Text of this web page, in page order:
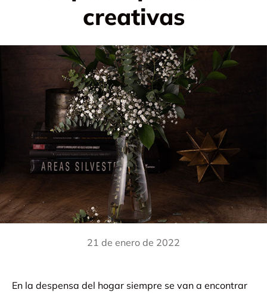
creativas
21 de enero de 2022
En la despensa del hogar siempre se van a encontrar